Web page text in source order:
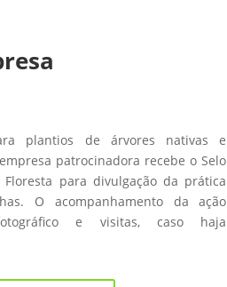
plantios de árvores nativas e
patrocinadora recebe o Selo
para divulgação da prática
O acompanhamento da ação
e visitas, caso haja